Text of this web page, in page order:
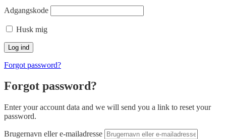
Adgangskode
Husk mig
Forgot password?
Forgot password?
Enter your account data and we will send you a link to reset your
password.
Brugernavn eller e-mailadresse